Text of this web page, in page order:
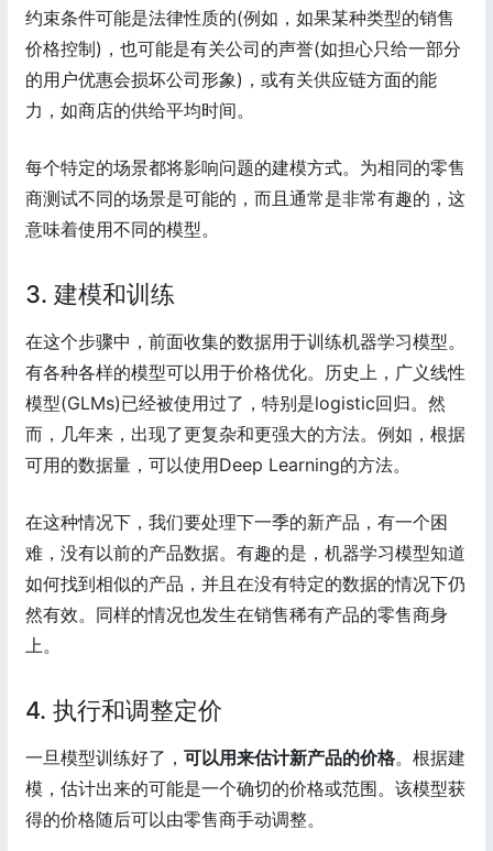
约束条件可能是法律性质的(例如，如果某种类型的销售
价格控制)，也可能是有关公司的声誉(如担心只给一部分
的用户优惠会损坏公司形象)，或有关供应链方面的能
力，如商店的供给平均时间。
每个特定的场景都将影响问题的建模方式。为相同的零售
商测试不同的场景是可能的，而且通常是非常有趣的，这
意味着使用不同的模型。
3. 建模和训练
在这个步骤中，前面收集的数据用于训练机器学习模型。
有各种各样的模型可以用于价格优化。历史上，广义线性
模型(GLMs)已经被使用过了，特别是logistic回归。然
而，几年来，出现了更复杂和更强大的方法。例如，根据
可用的数据量，可以使用Deep Learning的方法。
在这种情况下，我们要处理下一季的新产品，有一个困
难，没有以前的产品数据。有趣的是，机器学习模型知道
如何找到相似的产品，并且在没有特定的数据的情况下仍
然有效。同样的情况也发生在销售稀有产品的零售商身
上。
4. 执行和调整定价
一旦模型训练好了， 可以用来估计新产品的价格。根据建
模，估计出来的可能是一个确切的价格或范围。该模型获
得的价格随后可以由零售商手动调整。